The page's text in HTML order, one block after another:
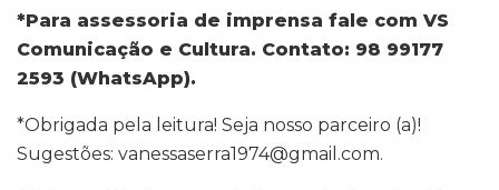
*Para assessoria de imprensa fale com VS
Comunicação e Cultura. Contato: 98 99177
2593 (WhatsApp).
*Obrigada pela leitura! Seja nosso parceiro (a)!
Sugestões: vanessaserra1974@gmail.com.